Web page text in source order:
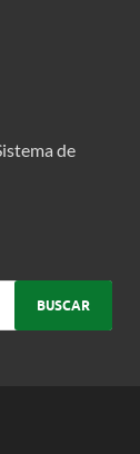
de